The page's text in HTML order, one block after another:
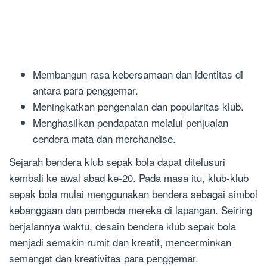
Membangun rasa kebersamaan dan identitas di
antara para penggemar.
Meningkatkan pengenalan dan popularitas klub.
Menghasilkan pendapatan melalui penjualan
cendera mata dan merchandise.
Sejarah bendera klub sepak bola dapat ditelusuri
kembali ke awal abad ke-20. Pada masa itu, klub-klub
sepak bola mulai menggunakan bendera sebagai simbol
kebanggaan dan pembeda mereka di lapangan. Seiring
berjalannya waktu, desain bendera klub sepak bola
menjadi semakin rumit dan kreatif, mencerminkan
semangat dan kreativitas para penggemar.